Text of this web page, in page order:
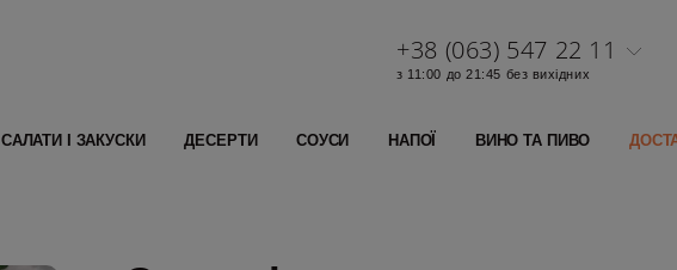
+38 (063) 547 22 11
з 11:00 до 21:45 без вихідних
САЛАТИ І ЗАКУСКИ ДЕСЕРТИ СОУСИ НАПОЇ ВИНО ТА ПИВО